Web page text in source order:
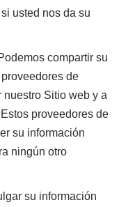
usted nos da su
compartir su
de
Sitio web y a
proveedores de
su información
ningún otro
su información